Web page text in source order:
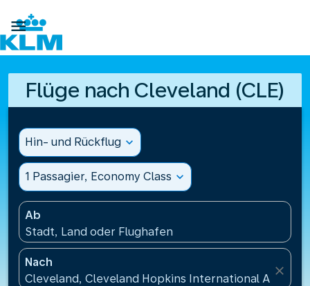

Flüge nach Cleveland (CLE)
Hin- und Rückflug expand_more
1 Passagier, Economy Class expand_more
Ab
Stadt, Land oder Flughafen
Nach
Cleveland, Cleveland Hopkins International
close